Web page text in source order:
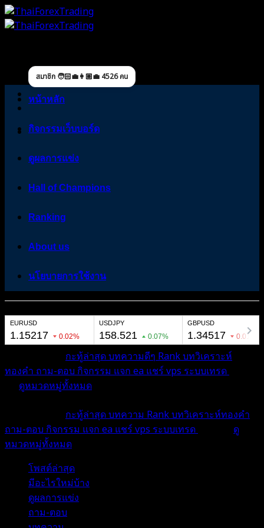
Skip
to
สมาชิก 🧑🏻‍💼👩🏼‍💼 4526 คน
หน้าหลัก
กิจกรรมเว็บบอร์ด
ดูผลการแข่ง
Hall of Champions
Ranking
About us
นโยบายการใช้งาน
กะทู้ล่าสุดบทความดีๆ Rankบทวิเคราะห์
ทองคำถาม-ตอบกิจกรรมแจก eaแชร์ vpsระบบเทรด
ดูหมวดหมู่ทั้งหมด
กะทู้ล่าสุดบทความRankบทวิเคราะห์ทองคำ
ถาม-ตอบกิจกรรมแจก eaแชร์ vpsระบบเทรด
ดู
หมวดหมู่ทั้งหมด
โพสต์ล่าสุด
มีอะไรใหม่บ้าง
ดูผลการแข่ง
ถาม-ตอบ